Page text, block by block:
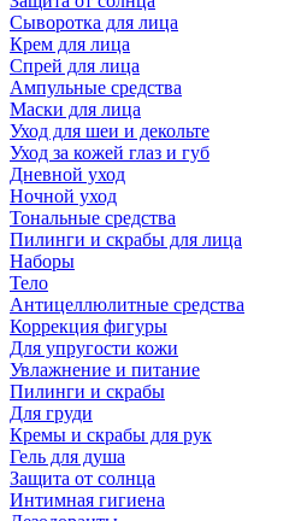
Сыворотка для лица
Крем для лица
Спрей для лица
Ампульные средства
Маски для лица
Уход для шеи и декольте
Уход за кожей глаз и губ
Дневной уход
Ночной уход
Тональные средства
Пилинги и скрабы для лица
Наборы
Тело
Антицеллюлитные средства
Коррекция фигуры
Для упругости кожи
Увлажнение и питание
Пилинги и скрабы
Для груди
Кремы и скрабы для рук
Гель для душа
Защита от солнца
Интимная гигиена